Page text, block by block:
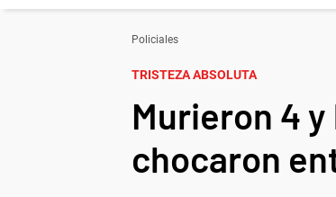
Policiales
TRISTEZA ABSOLUTA
Murieron 4
chocaron